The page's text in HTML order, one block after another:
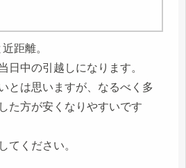
距離。
日中の引越しになります。
とは思いますが、なるべく多
た方が安くなりやすいです
てください。